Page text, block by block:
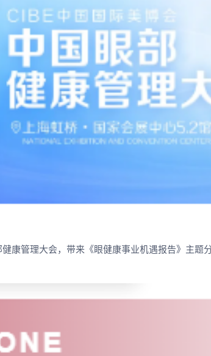
康管理大会，带来《眼健康事业机遇报告》主题分